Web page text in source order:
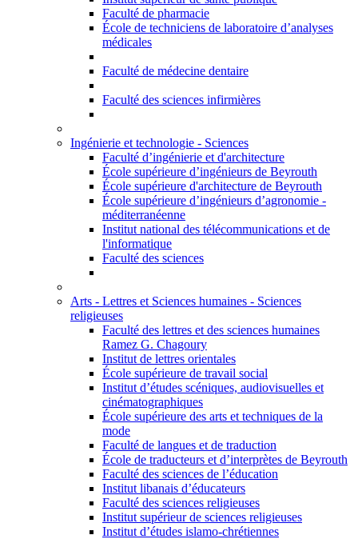
Faculté de pharmacie
École de techniciens de laboratoire d’analyses
médicales
Faculté de médecine dentaire
Faculté des sciences infirmières
Ingénierie et technologie - Sciences
Faculté d’ingénierie et d'architecture
École supérieure d’ingénieurs de Beyrouth
École supérieure d'architecture de Beyrouth
École supérieure d’ingénieurs d’agronomie -
méditerranéenne
Institut national des télécommunications et de
l'informatique
Faculté des sciences
Arts - Lettres et Sciences humaines - Sciences
religieuses
Faculté des lettres et des sciences humaines
Ramez G. Chagoury
Institut de lettres orientales
École supérieure de travail social
Institut d’études scéniques, audiovisuelles et
cinématographiques
École supérieure des arts et techniques de la
mode
Faculté de langues et de traduction
École de traducteurs et d’interprètes de Beyrouth
Faculté des sciences de l’éducation
Institut libanais d’éducateurs
Faculté des sciences religieuses
Institut supérieur de sciences religieuses
Institut d’études islamo-chrétiennes